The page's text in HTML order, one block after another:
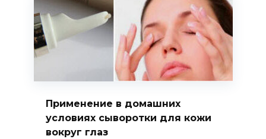
Применение в домашних
условиях сыворотки для кожи
вокруг глаз